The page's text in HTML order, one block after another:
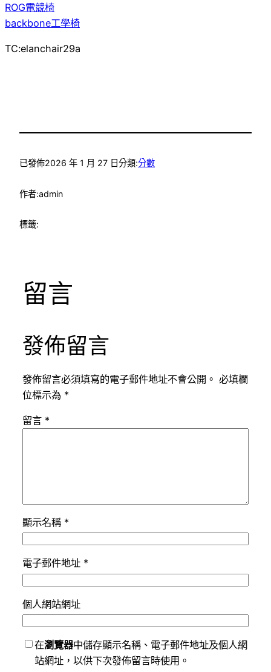
ROG電競椅
backbone工學椅
TC:elanchair29a
已發佈2026 年 1 月 27 日分類:分數
作者:admin
標籤:
留言
發佈留言
發佈留言必須填寫的電子郵件地址不會公開。 必填欄
位標示為 *
留言 *
顯示名稱 *
電子郵件地址 *
個人網站網址
在瀏覽器中儲存顯示名稱、電子郵件地址及個人網
站網址，以供下次發佈留言時使用。